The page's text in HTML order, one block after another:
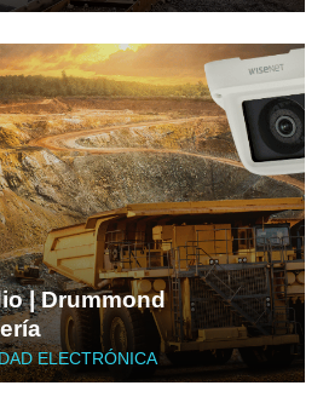
| Drummond
ELECTRÓNICA